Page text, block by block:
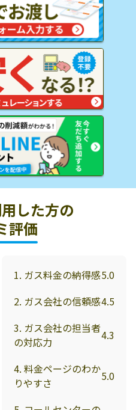
した方の
評価
1. ガス料金の納得感5.0
2. ガス会社の信頼感4.5
3. ガス会社の担当者
の対応力
4.3
4. 料金ページのわか
りやすさ
5.0